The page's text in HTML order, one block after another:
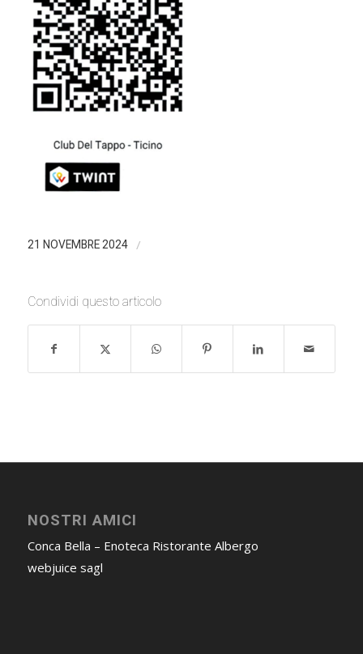
21 NOVEMBRE 2024 /
Condividi questo articolo
NOSTRI AMICI
Conca Bella – Enoteca Ristorante Albergo
webjuice sagl